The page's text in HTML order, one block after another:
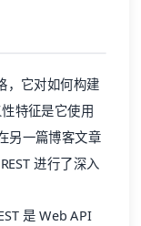
，它对如何构建
特征是它使用
另一篇博客文章
进行了深入
是 Web API